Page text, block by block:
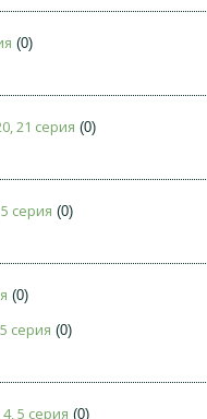
(0)
21 серия (0)
серия (0)
(0)
серия (0)
5 серия (0)